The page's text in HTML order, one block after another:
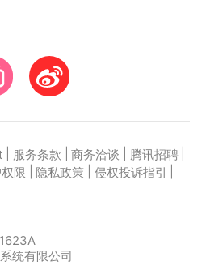
服务条款 商务洽谈 腾讯招聘
限 隐私政策 侵权投诉指引
统有限公司